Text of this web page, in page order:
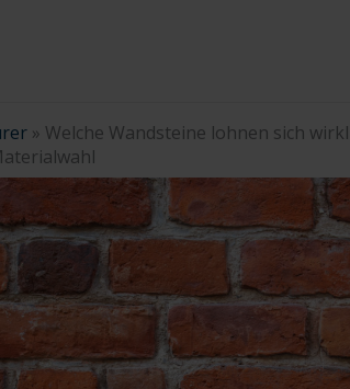
» Welche Wandsteine lohnen sich